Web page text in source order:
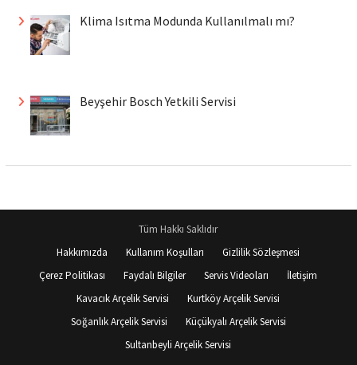
Klima Isıtma Modunda Kullanılmalı mı?
Beyşehir Bosch Yetkili Servisi
Tüm Hakkı Saklıdır
Hakkımızda
Kullanım Koşulları
Gizlilik Sözleşmesi
Çerez Politikası
Faydalı Bilgiler Servis Videoları
İletişim
Kavacık Arçelik Servisi
Kurtköy Arçelik Servisi
Soğanlık Arçelik Servisi
Küçükyalı Arçelik Servisi
Sultanbeyli Arçelik Servisi